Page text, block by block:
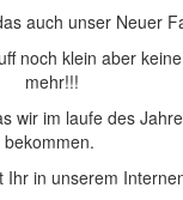
auch unser Neuer
noch klein aber
mehr!!!
wir im laufe des
bekommen.
Ihr in unserem